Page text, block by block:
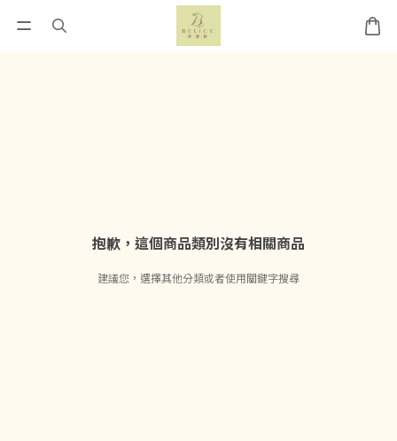
抱歉，這個商品類別沒有相關商品
建議您，選擇其他分類或者使用關鍵字搜尋